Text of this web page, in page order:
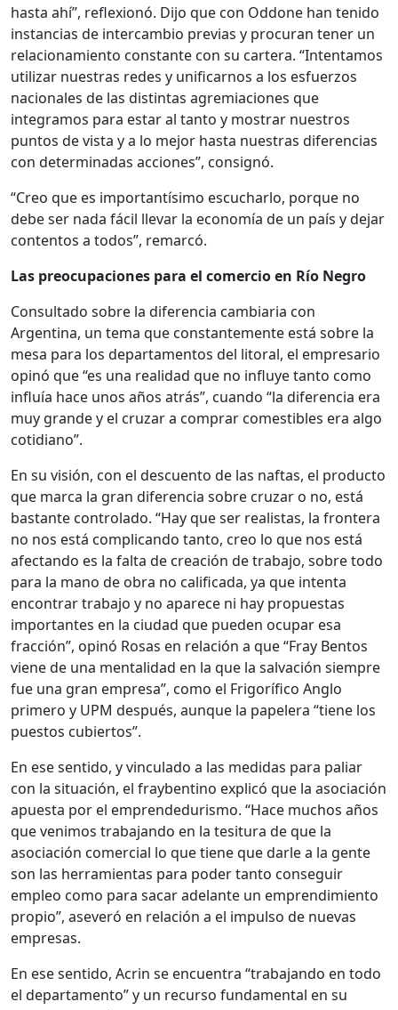
hasta ahí”, reflexionó. Dijo que con Oddone han tenido
instancias de intercambio previas y procuran tener un
relacionamiento constante con su cartera. “Intentamos
utilizar nuestras redes y unificarnos a los esfuerzos
nacionales de las distintas agremiaciones que
integramos para estar al tanto y mostrar nuestros
puntos de vista y a lo mejor hasta nuestras diferencias
con determinadas acciones”, consignó.
“Creo que es importantísimo escucharlo, porque no
debe ser nada fácil llevar la economía de un país y dejar
contentos a todos”, remarcó.
Las preocupaciones para el comercio en Río Negro
Consultado sobre la diferencia cambiaria con
Argentina, un tema que constantemente está sobre la
mesa para los departamentos del litoral, el empresario
opinó que “es una realidad que no influye tanto como
influía hace unos años atrás”, cuando “la diferencia era
muy grande y el cruzar a comprar comestibles era algo
cotidiano”.
En su visión, con el descuento de las naftas, el producto
que marca la gran diferencia sobre cruzar o no, está
bastante controlado. “Hay que ser realistas, la frontera
no nos está complicando tanto, creo lo que nos está
afectando es la falta de creación de trabajo, sobre todo
para la mano de obra no calificada, ya que intenta
encontrar trabajo y no aparece ni hay propuestas
importantes en la ciudad que pueden ocupar esa
fracción”, opinó Rosas en relación a que “Fray Bentos
viene de una mentalidad en la que la salvación siempre
fue una gran empresa”, como el Frigorífico Anglo
primero y UPM después, aunque la papelera “tiene los
puestos cubiertos”.
En ese sentido, y vinculado a las medidas para paliar
con la situación, el fraybentino explicó que la asociación
apuesta por el emprendedurismo. “Hace muchos años
que venimos trabajando en la tesitura de que la
asociación comercial lo que tiene que darle a la gente
son las herramientas para poder tanto conseguir
empleo como para sacar adelante un emprendimiento
propio”, aseveró en relación a el impulso de nuevas
empresas.
En ese sentido, Acrin se encuentra “trabajando en todo
el departamento” y un recurso fundamental en su